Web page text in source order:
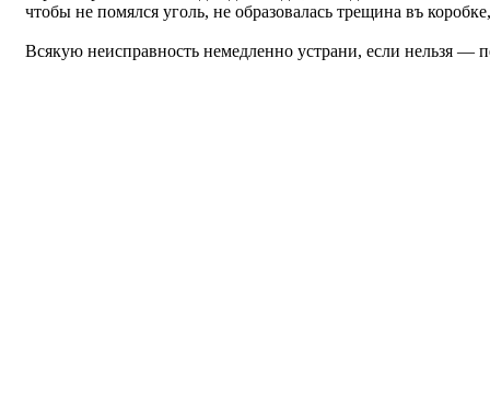
чтобы не помялся уголь, не образовалась трещина въ
Всякую неисправность немедленно устрани, если нельзя —